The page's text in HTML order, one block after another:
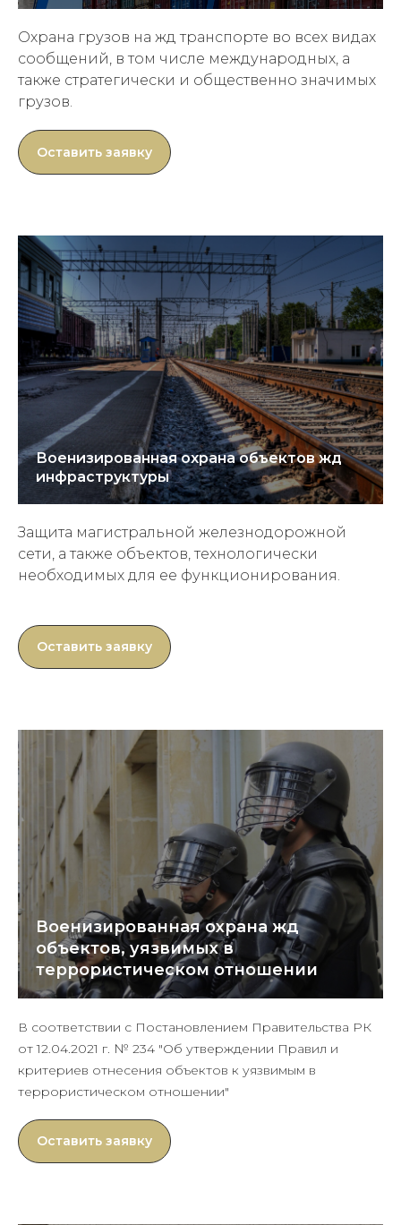
Охрана грузов на жд транспорте во всех видах
сообщений, в том числе международных, а
также стратегически и общественно значимых
грузов.
Оставить заявку
Военизированная охрана объектов жд
инфраструктуры
Защита магистральной железнодорожной
сети, а также объектов, технологически
необходимых для ее функционирования.
Оставить заявку
Военизированная охрана жд
объектов, уязвимых в
террористическом отношении
В соответствии с Постановлением Правительства РК
от 12.04.2021 г. № 234 "Об утверждении Правил и
критериев отнесения объектов к уязвимым в
террористическом отношении"
Оставить заявку